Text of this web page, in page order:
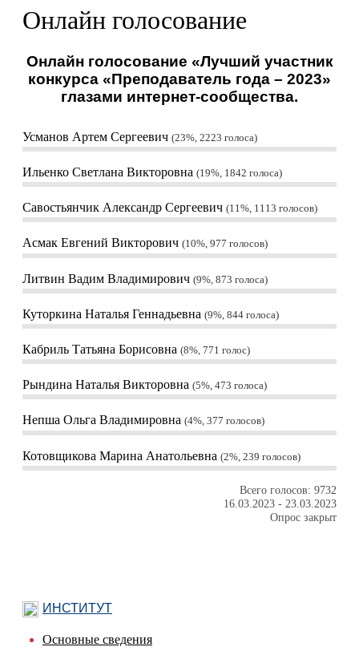
Онлайн голосование
Онлайн голосование «Лучший участник
конкурса «Преподаватель года – 2023»
глазами интернет-сообщества.
Усманов Артем Сергеевич 23%, 2223 голоса
Ильенко Светлана Викторовна 19%, 1842 голоса
Савостьянчик Александр Сергеевич 11%, 1113 голосов
Асмак Евгений Викторович 10%, 977 голосов
Литвин Вадим Владимирович 9%, 873 голоса
Куторкина Наталья Геннадьевна 9%, 844 голоса
Кабриль Татьяна Борисовна 8%, 771 голос
Рындина Наталья Викторовна 5%, 473 голоса
Непша Ольга Владимировна 4%, 377 голосов
Котовщикова Марина Анатольевна 2%, 239 голосов
Всего голосов: 9732
16.03.2023 - 23.03.2023
Опрос закрыт
ИНСТИТУТ
Основные сведения